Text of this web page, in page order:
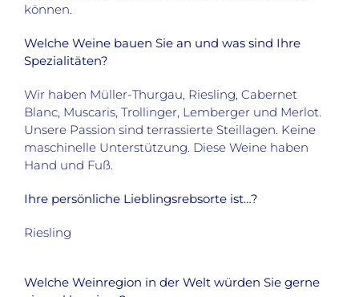
können.
Welche Weine bauen Sie an und was sind Ihre
Spezialitäten?
Wir haben Müller-Thurgau, Riesling, Cabernet
Blanc, Muscaris, Trollinger, Lemberger und Merlot.
Unsere Passion sind terrassierte Steillagen. Keine
maschinelle Unterstützung. Diese Weine haben
Hand und Fuß.
Ihre persönliche Lieblingsrebsorte ist…?
Riesling
Welche Weinregion in der Welt würden Sie gerne